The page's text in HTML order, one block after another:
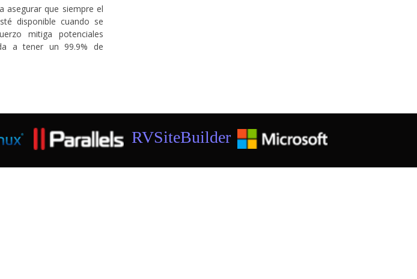
asegurar que siempre el
disponible cuando se
mitiga potenciales
a tener un 99.9% de
RVSiteBuilder